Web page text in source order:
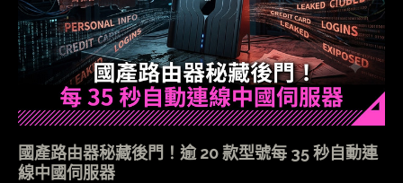
國產路由器秘藏後門！逾 20 款型號每 35 秒自動連
線中國伺服器